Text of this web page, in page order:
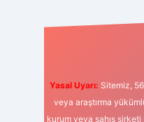
Yasal Uyarı: Sitemiz,
veya araştırma
kurum veya şahıs